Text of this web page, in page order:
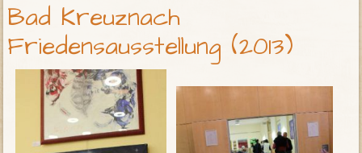
Bad Kreuznach
Friedensausstellung (2013)